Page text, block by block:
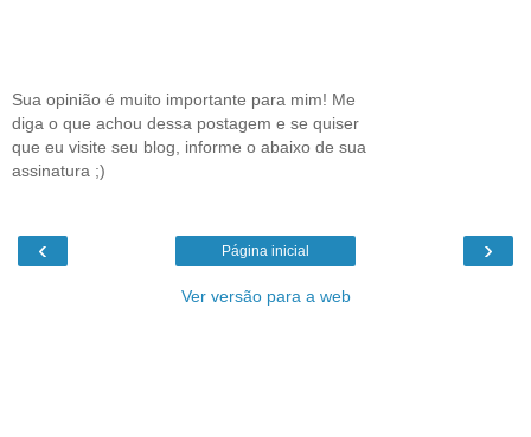
Sua opinião é muito importante para mim! Me
diga o que achou dessa postagem e se quiser
que eu visite seu blog, informe o abaixo de sua
assinatura ;)
‹ ›
Página inicial
Ver versão para a web